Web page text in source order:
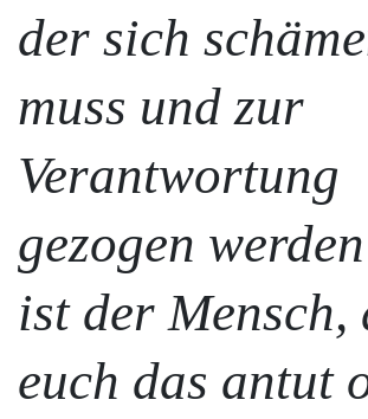
der sich
muss und zur
Verantwortung
gezogen
ist der Mensch,
euch das antut